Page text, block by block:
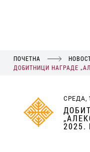
ПОЧЕТНА
ДОБИТНИЦИ НАГРАДЕ
СРЕДА,
2025.